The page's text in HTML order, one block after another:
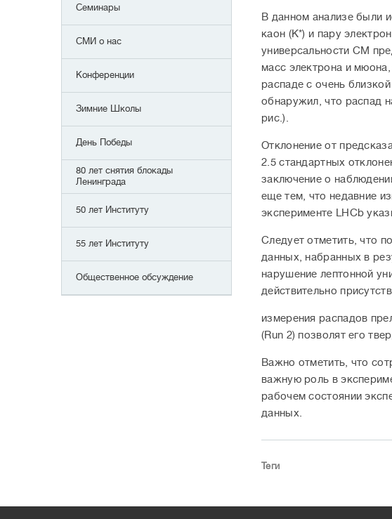
Семинары
СМИ о нас
Конференции
Зимние Школы
День Победы
80 лет снятия блокады
Ленинграда
50 лет Институту
55 лет Институту
Общественное обсуждение
В данном анализе были
каон (K*) и пару
универсальности СМ
масс электрона и
распаде с очень
обнаружил, что распад
рис.).
Отклонение от
2.5 стандартных
заключение о
еще тем, что недавние
эксперименте LHCb
Следует отметить, что
данных, набранных в
нарушение лептонной
действительно
измерения распадов
(Run 2) позволят его
Важно отметить, что
важную роль в
рабочем состоянии
данных.
Теги